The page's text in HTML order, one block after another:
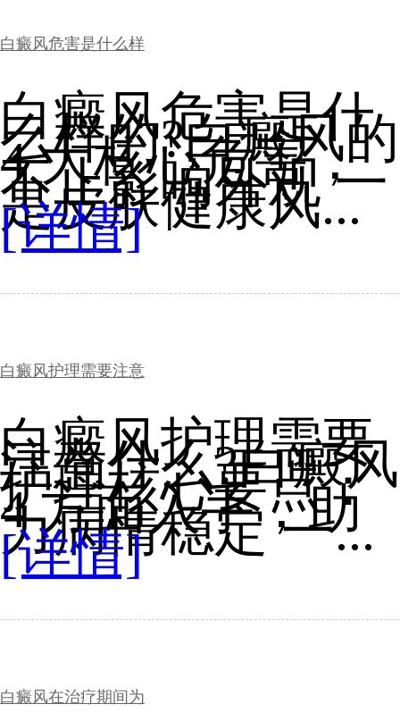
白癜风危害是什么样
白癜风危害是什
么样的?白癜风的
4 大核心危害，
不止影响外观 一
是皮肤健康风...
[详情]
白癜风护理需要注意
白癜风护理需要
注意什么?白癜风
护理核心要点：
4 方面入手，助
力病情稳定 一...
[详情]
白癜风在治疗期间为